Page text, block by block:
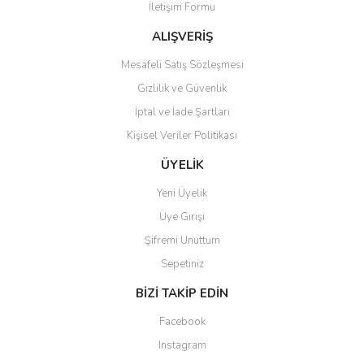
İletişim Formu
ALIŞVERİŞ
Mesafeli Satış Sözleşmesi
Gizlilik ve Güvenlik
İptal ve İade Şartları
Kişisel Veriler Politikası
ÜYELİK
Yeni Üyelik
Üye Girişi
Şifremi Unuttum
Sepetiniz
BİZİ TAKİP EDİN
Facebook
Instagram